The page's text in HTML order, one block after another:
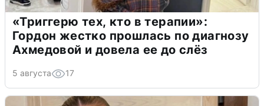
«Триггерю тех, кто в терапии»:
Гордон жестко прошлась по диагнозу
Ахмедовой и довела ее до слёз
5 августа 17